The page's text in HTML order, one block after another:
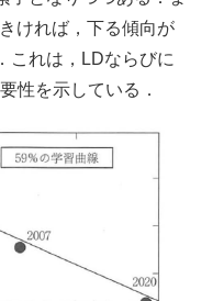
ければ，下る傾向が
．これは，LDならびに
性を示している．